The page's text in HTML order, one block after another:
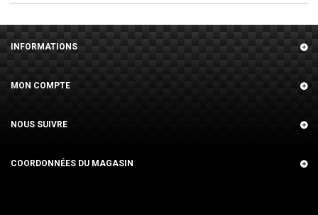
INFORMATIONS
MON COMPTE
NOUS SUIVRE
COORDONNÉES DU MAGASIN